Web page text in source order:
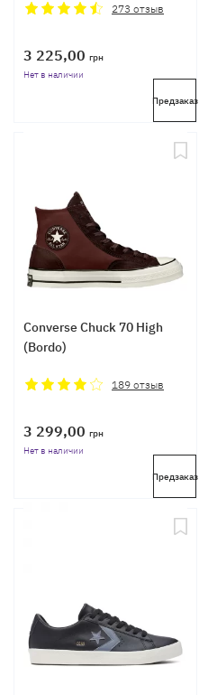
273 отзыв
3 225,00 грн
Нет в наличии
Предзаказ
Converse Chuck 70 High
(Bordo)
189отзыв
3 299,00 грн
Нет в наличии
Предзаказ